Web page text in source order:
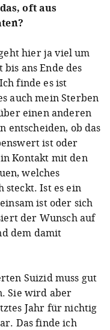
oft aus
hier ja viel um
ans Ende des
finde es ist
auch mein Sterben
einen anderen
entscheiden, ob das
ist oder
Kontakt mit den
welches
steckt. Ist es ein
ist oder sich
der Wunsch auf
dem damit
Suizid muss gut
Sie wird aber
Jahr für nichtig
Das finde ich